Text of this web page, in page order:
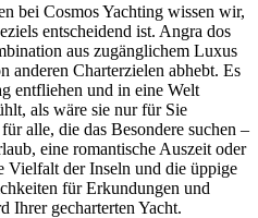
bei Cosmos Yachting wissen wir,
entscheidend ist. Angra dos
aus zugänglichem Luxus
anderen Charterzielen abhebt. Es
entfliehen und in eine Welt
als wäre sie nur für Sie
alle, die das Besondere suchen –
eine romantische Auszeit oder
Vielfalt der Inseln und die üppige
für Erkundungen und
Ihrer gecharterten Yacht.